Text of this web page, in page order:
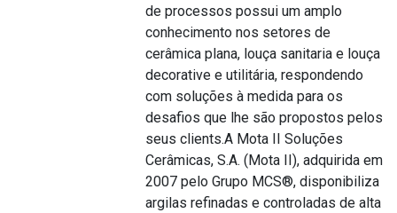
de processos possui um amplo
conhecimento nos setores de
cerâmica plana, louça sanitaria e louça
decorative e utilitária, respondendo
com soluções à medida para os
desafios que lhe são propostos pelos
seus clients.A Mota II Soluções
Cerâmicas, S.A. (Mota II), adquirida em
2007 pelo Grupo MCS®, disponibiliza
argilas refinadas e controladas de alta